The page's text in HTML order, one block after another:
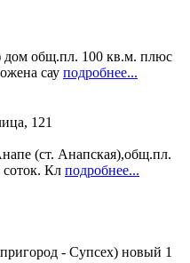
дом общ.пл. 100 кв.м. плюс
сау подробнее...
121
(ст. Анапская),общ.пл.
соток. Кл подробнее...
- Супсех) новый 1